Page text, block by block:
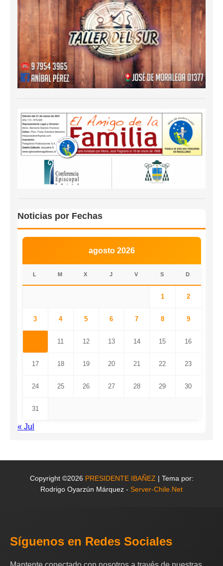
Noticias por Fechas
agosto 2026
L M X J V S D
1 2
3 4 5 6 7 8 9
11 12 13 14 15 16
17 18 19 20 21 22 23
24 25 26 27 28 29 30
31
« Jul
Copyright ©2026 PRESIDENTE IBAÑEZ | Tema por:
Rodrigo Oyarzún Márquez - Server-Chile.Net
Síguenos en Redes Sociales